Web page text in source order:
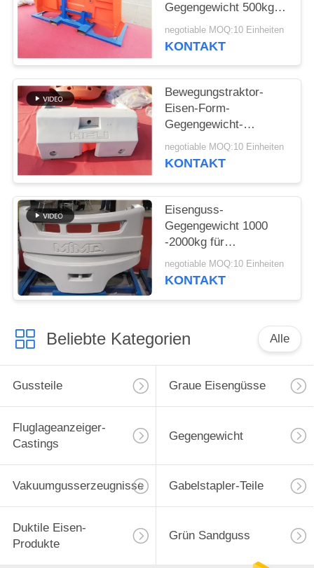
PRIVACY
POLICY
Gegengewicht 500kg -
Gewicht 15000kg für
Industrie
negotiable MOQ:10 Einheiten
KONTAKT
Bewegungstraktor-
Eisen-Form-
Gegengewicht-
Kompaktbauweise
Soem-Service ISO9001
negotiable MOQ:10 Einheiten
KONTAKT
Eisenguss-
Gegengewicht 1000
-2000kg für
Forstwirtschafts-Bahn-
Erntemaschinen
negotiable MOQ:10 Einheiten
KONTAKT
Beliebte Kategorien Alle
Gussteile Graue Eisengüsse
Fluglageanzeiger-
Castings
Gegengewicht
Vakuumgusserzeugnisse Gabelstapler-Teile
Duktile Eisen-
Produkte
Grün Sandguss